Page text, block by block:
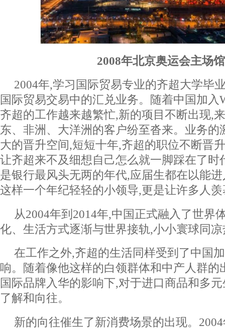
2008年北京奥运会主场
2004年,学习国际贸易专业的齐超大学毕
国际贸易交易中的汇兑业务。随着中国加入
齐超的工作越来越繁忙,新的项目不断出现,
东、非洲、大洋洲的客户纷至沓来。业务的
大的晋升空间,短短十年,齐超的职位不断晋
让齐超来不及细想自己怎么就一脚踩在了时
是银行最风头无两的年代,应届生都在以能
这样一个年纪轻轻的小领导,更是让许多人
从2004年到2014年,中国正式融入了世界
化、生活方式逐渐与世界接轨,小小寰球同
在工作之外,齐超的生活同样受到了中国
响。随着像他这样的白领群体和中产人群的
国际品牌入华的影响下,对于进口商品和多
了解和向往。
新的向往催生了新消费场景的出现。